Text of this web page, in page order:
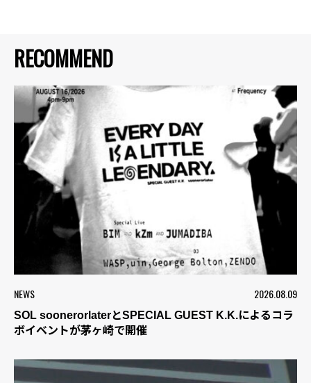
RECOMMEND
NEWS 2026.08.09
SOL soonerorlaterとSPECIAL GUEST K.K.によるコラ
ボイベントが茅ヶ崎で開催